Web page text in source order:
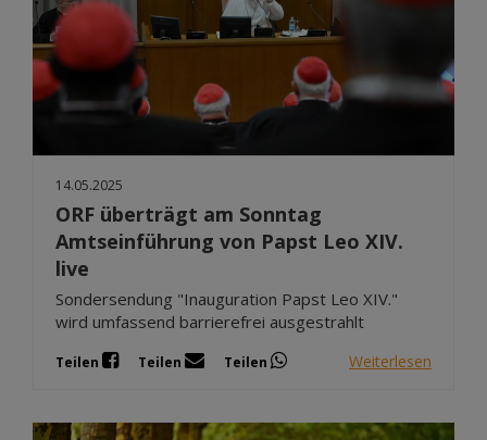
14.05.2025
ORF überträgt am Sonntag
Amtseinführung von Papst Leo XIV.
live
Sondersendung "Inauguration Papst Leo XIV."
wird umfassend barrierefrei ausgestrahlt
Teilen Teilen Teilen Weiterlesen